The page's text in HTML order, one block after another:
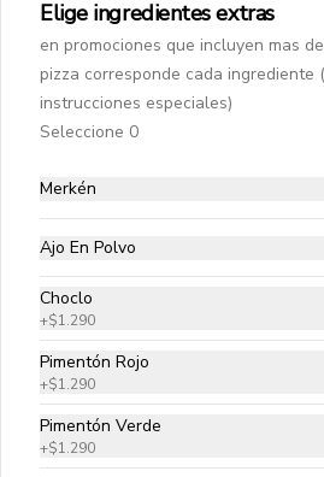
Mar y
King Del
Pomodoro
ostiones,
Elige ingredientes extras
en promociones que incluyen mas
pizza corresponde cada ingrediente
instrucciones especiales)
Seleccione 0
Merkén
Ajo En Polvo
Choclo
+$1.290
Pimentón Rojo
+$1.290
Pimentón Verde
+$1.290